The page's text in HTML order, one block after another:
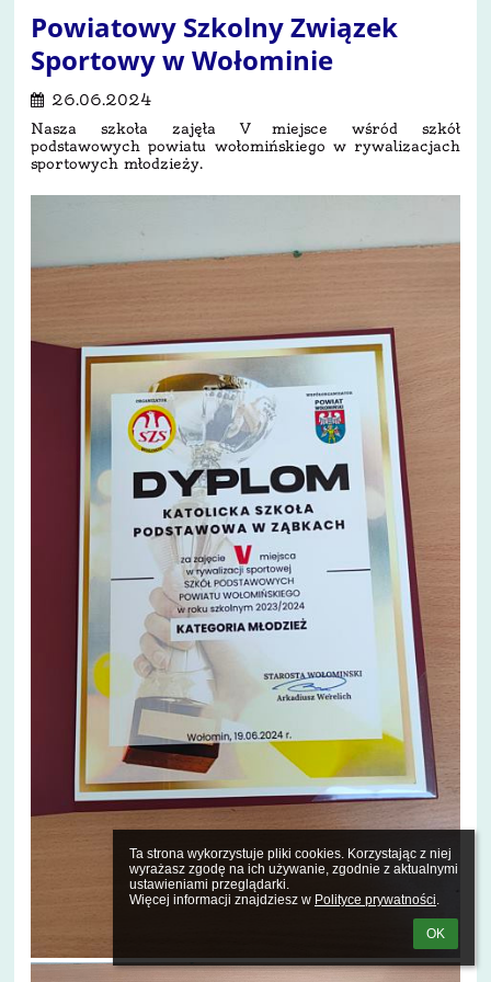
Ta strona wykorzystuje pliki cookies. Korzystając z niej
wyrażasz zgodę na ich używanie, zgodnie z aktualnymi
ustawieniami przeglądarki.
Więcej informacji znajdziesz w Polityce prywatności.
OK
Powiatowy Szkolny Związek
Sportowy w Wołominie
26.06.2024
Nasza szkoła zajęła V miejsce wśród szkół
podstawowych powiatu wołomińskiego w rywalizacjach
sportowych młodzieży.